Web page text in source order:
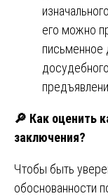
его можно
письменное
🔎 Как оценить
заключения?
Чтобы быть
обоснованности